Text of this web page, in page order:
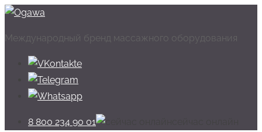
Перейти
содержимому
Международный бренд массажного оборудования
8 800 234 90 01